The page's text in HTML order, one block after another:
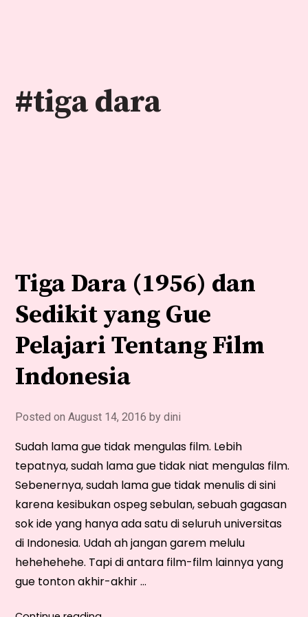
#tiga dara
Tiga Dara (1956) dan
Sedikit yang Gue
Pelajari Tentang Film
Indonesia
Posted onAugust 14, 2016 bydini
Sudah lama gue tidak mengulas film. Lebih
tepatnya, sudah lama gue tidak niat mengulas film.
Sebenernya, sudah lama gue tidak menulis di sini
karena kesibukan ospeg sebulan, sebuah gagasan
sok ide yang hanya ada satu di seluruh universitas
di Indonesia. Udah ah jangan garem melulu
hehehehehe. Tapi di antara film-film lainnya yang
gue tonton akhir-akhir …